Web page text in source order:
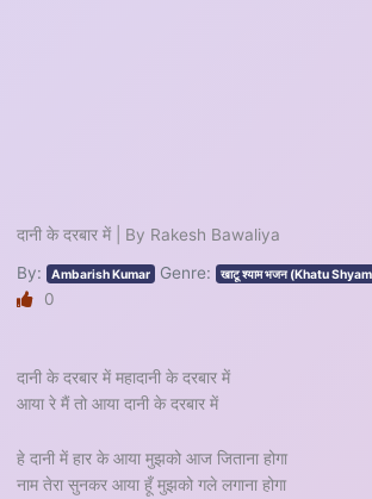
दानी के दरबार में | By Rakesh Bawaliya
By: Ambarish Kumar Genre: खाटू श्याम भजन (Khatu
0
दानी के दरबार में महादानी के दरबार में
आया रे मैं तो आया दानी के दरबार में
हे दानी में हार के आया मुझको आज जिताना होगा
नाम तेरा सुनकर आया हूँ मुझको गले लगाना होगा